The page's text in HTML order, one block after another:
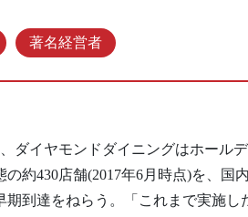
著名経営者
、ダイヤモンドダイニングはホール
の約430店舗(2017年6月時点)を、
期到達をねらう。「これまで実施